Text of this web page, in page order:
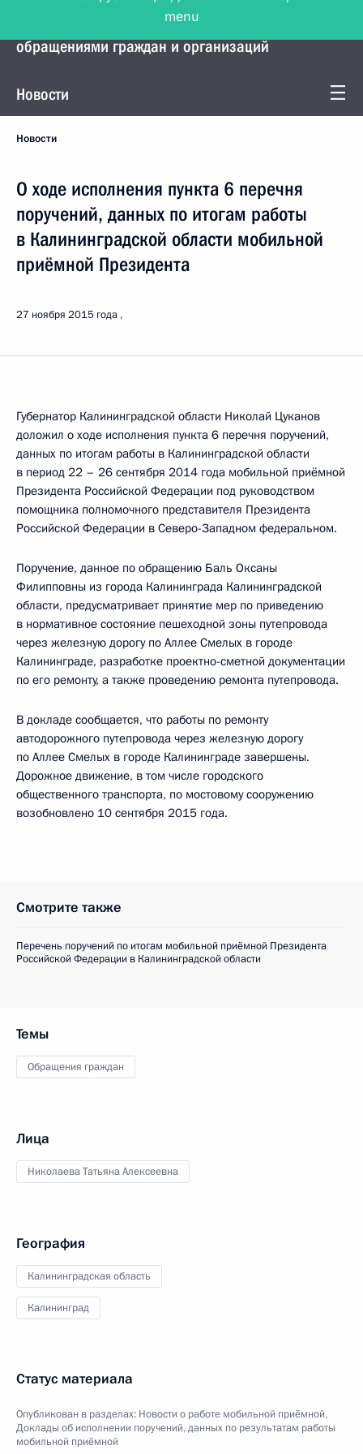
Управление Президента по работе с
обращениями граждан и организаций
Новости
Новости
О ходе исполнения пункта 6 перечня
поручений, данных по итогам работы
в Калининградской области мобильной
приёмной Президента
27 ноября 2015 года
Губернатор Калининградской области Николай Цуканов
доложил о ходе исполнения пункта 6 перечня поручений,
данных по итогам работы в Калининградской области
в период 22 – 26 сентября 2014 года мобильной приёмной
Президента Российской Федерации под руководством
помощника полномочного представителя Президента
Российской Федерации в Северо-Западном федеральном.
Поручение, данное по обращению Баль Оксаны
Филипповны из города Калининграда Калининградской
области, предусматривает принятие мер по приведению
в нормативное состояние пешеходной зоны путепровода
через железную дорогу по Аллее Смелых в городе
Калининграде, разработке проектно-сметной документации
по его ремонту, а также проведению ремонта путепровода.
В докладе сообщается, что работы по ремонту
автодорожного путепровода через железную дорогу
по Аллее Смелых в городе Калининграде завершены.
Дорожное движение, в том числе городского
общественного транспорта, по мостовому сооружению
возобновлено 10 сентября 2015 года.
Смотрите также
Перечень поручений по итогам мобильной приёмной Президента
Российской Федерации в Калининградской области
Темы
Обращения граждан
Лица
Николаева Татьяна Алексеевна
География
Калининградская область
Калининград
Статус материала
Опубликован в разделах: Новости о работе мобильной приёмной,
Доклады об исполнении поручений, данных по результатам работы
мобильной приёмной
menu